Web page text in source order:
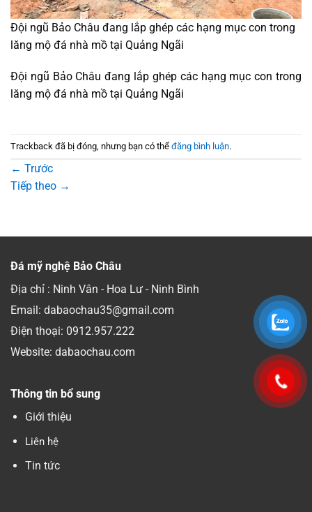
Đội ngũ Bảo Châu đang lắp ghép các hạng mục con trong
lăng mộ đá nhà mồ tại Quảng Ngãi
Đội ngũ Bảo Châu đang lắp ghép các hạng mục con trong
lăng mộ đá nhà mồ tại Quảng Ngãi
Trackback đã bị đóng, nhưng bạn có thể đăng bình luận.
← Trước
Tiếp theo →
Đá mỹ nghệ Bảo Châu
Địa chỉ : Ninh Vân - Hoa Lư - Ninh Bình
Email: dabaochau35@gmail.com
Điện thoại: 0912.957.222
Website: dabaochau.com
Thông tin bổ sung
Giới thiệu
Liên hệ
Tin tức